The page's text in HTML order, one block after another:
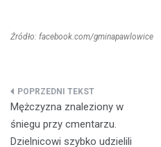
Źródło: facebook.com/gminapawlowice
Nawigacja
wpisu
Mężczyzna znaleziony w
śniegu przy cmentarzu.
Dzielnicowi szybko udzielili